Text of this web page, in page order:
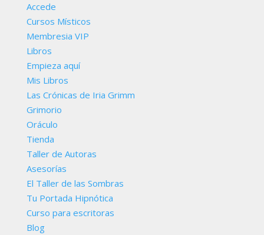
Accede
Cursos Místicos
Membresia VIP
Libros
Empieza aquí
Mis Libros
Las Crónicas de Iria Grimm
Grimorio
Oráculo
Tienda
Taller de Autoras
Asesorías
El Taller de las Sombras
Tu Portada Hipnótica
Curso para escritoras
Blog